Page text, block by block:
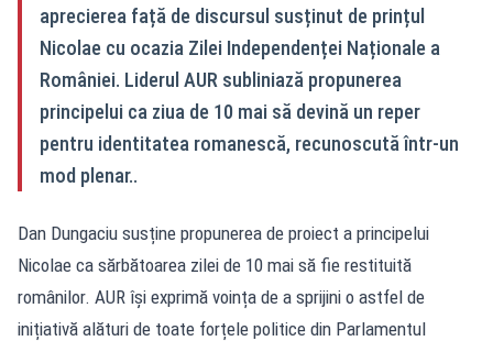
aprecierea față de discursul susținut de prințul
Nicolae cu ocazia Zilei Independenței Naționale a
României. Liderul AUR subliniază propunerea
principelui ca ziua de 10 mai să devină un reper
pentru identitatea romanescă, recunoscută într-un
mod plenar..
Dan Dungaciu susține propunerea de proiect a principelui
Nicolae ca sărbătoarea zilei de 10 mai să fie restituită
românilor. AUR își exprimă voința de a sprijini o astfel de
inițiativă alături de toate forțele politice din Parlamentul